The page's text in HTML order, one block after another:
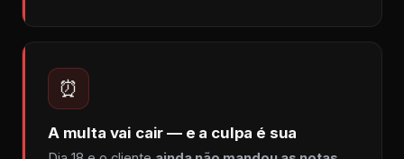
⏰
A multa vai cair — e a culpa é sua